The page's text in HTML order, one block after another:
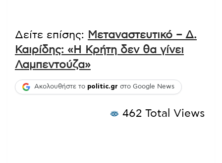
Δείτε επίσης: Μεταναστευτικό – Δ.
Καιρίδης: «Η Κρήτη δεν θα γίνει
Λαμπεντούζα»
Ακολουθήστε το politic.gr στο Google News
462 Total Views